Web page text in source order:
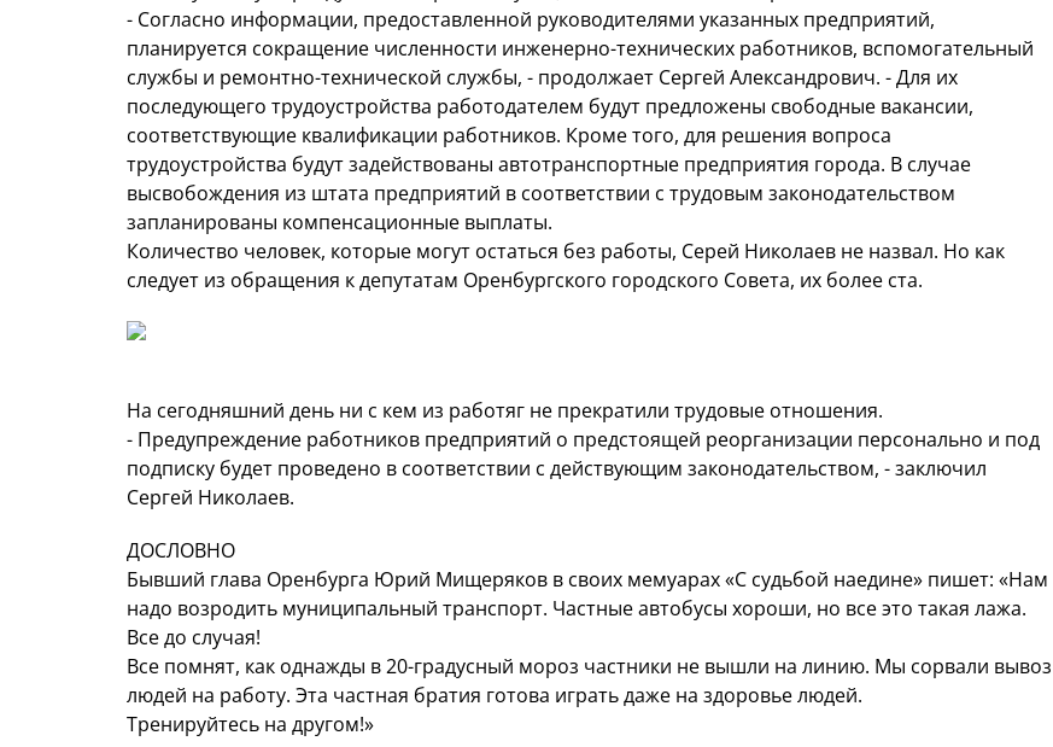
- Согласно информации, предоставленной руководителями указанных предприятий,
планируется сокращение численности инженерно-технических работников, вспомогательный
службы и ремонтно-технической службы, - продолжает Сергей Александрович. - Для их
последующего трудоустройства работодателем будут предложены свободные вакансии,
соответствующие квалификации работников. Кроме того, для решения вопроса
трудоустройства будут задействованы автотранспортные предприятия города. В случае
высвобождения из штата предприятий в соответствии с трудовым законодательством
запланированы компенсационные выплаты.
Количество человек, которые могут остаться без работы, Серей Николаев не назвал. Но как
следует из обращения к депутатам Оренбургского городского Совета, их более ста.
На сегодняшний день ни с кем из работяг не прекратили трудовые отношения.
- Предупреждение работников предприятий о предстоящей реорганизации персонально и под
подписку будет проведено в соответствии с действующим законодательством, - заключил
Сергей Николаев.
ДОСЛОВНО
Бывший глава Оренбурга Юрий Мищеряков в своих мемуарах «С судьбой наедине» пишет: «Нам
надо возродить муниципальный транспорт. Частные автобусы хороши, но все это такая лажа.
Все до случая!
Все помнят, как однажды в 20-градусный мороз частники не вышли на линию. Мы сорвали вывоз
людей на работу. Эта частная братия готова играть даже на здоровье людей.
Тренируйтесь на другом!»